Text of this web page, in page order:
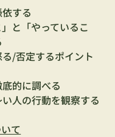
する
」と「やっているこ
/否定するポイント
的に調べる
人の行動を観察する
て